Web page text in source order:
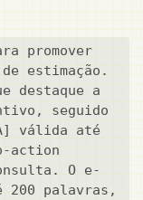
promover
estimação.
destaque a
seguido
válida até
action
O e-
200 palavras,